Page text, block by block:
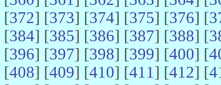
[372] [373] [374] [375] [376] [
[384] [385] [386] [387] [388] [
[396] [397] [398] [399] [400] [
[408] [409] [410] [411] [412] [